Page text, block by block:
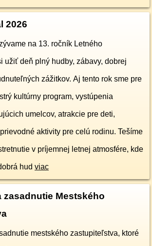
2026
na 13. ročník Letného
užiť deň plný hudby, zábavy, dobrej
zážitkov. Aj tento rok sme pre
kultúrny program, vystúpenia
umelcov, atrakcie pre deti,
aktivity pre celú rodinu. Tešíme
v príjemnej letnej atmosfére, kde
hud viac
zasadnutie Mestského
mestského zastupiteľstva, ktoré